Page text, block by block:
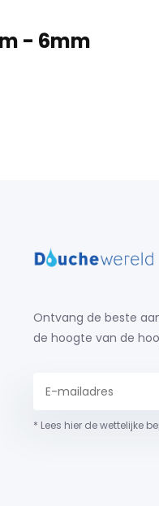
- 6mm
Ontvang de beste
de hoogte van de
* Lees hier de wettelijke